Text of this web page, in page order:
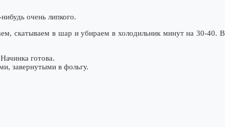
очень липкого.
скатываем в шар и убираем в холодильник минут на 30-40. В
готова.
завернутыми в фольгу.